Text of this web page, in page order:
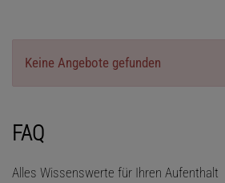
Keine Angebote gefunden
FAQ
Alles Wissenswerte für Ihren Aufenthalt